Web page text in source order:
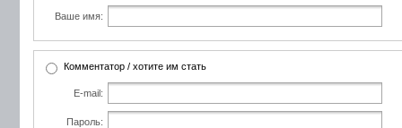
Ваше имя:
Комментатор / хотите им стать
E-mail:
Пароль: